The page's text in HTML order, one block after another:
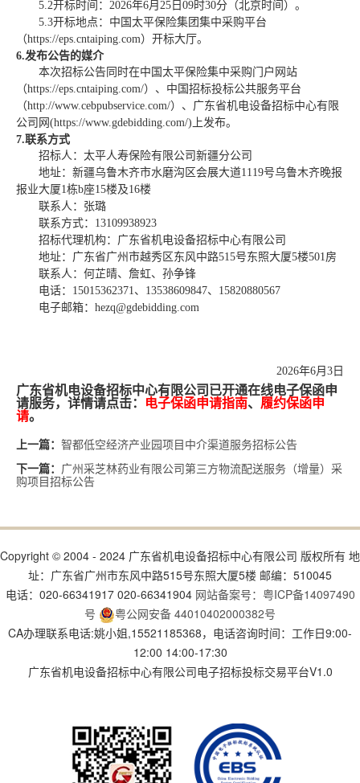
5.2开标时间： 2026年6月 25 日 09时30分（北京时间）。
5.3开标地点： 中国太平保险集团集中采购平台
（https://eps.cntaiping.com） 开标大厅。
6.发布公告的媒介
本次招标公告同时在中国太平保险集中采购门户网站
（https://eps.cntaiping.com/）、中国招标投标公共服务平台
（http://www.cebpubservice.com/） 、 广东省机电设备招标中心有限
公司网(https://www.gdebidding.com/)上发布。
7.联系方式
招标人： 太平人寿保险有限公司新疆分公司
地址：新疆乌鲁木齐市水磨沟区会展大道1119号乌鲁木齐晚报
报业大厦1栋b座15楼及16楼‌
联系人： 张璐
联系方式： 13109938923
招标代理机构：广东省机电设备招标中心有限公司
地址： 广东省广州市越秀区东风中路515号东照大厦5楼501房
联系人： 何芷晴、 詹虹、 孙争锋
电话： 15015362371 、 13538609847、15820880567
电子邮箱： hezq@gdebidding.com
2026年6月 3 日
广东省机电设备招标中心有限公司已开通在线电子保函申
请服务，详情请点击： 电子保函申请指南、履约保函申
请。
上一篇： 智都低空经济产业园项目中介渠道服务招标公告
下一篇： 广州采芝林药业有限公司第三方物流配送服务（增量）采
购项目招标公告
Copyright © 2004 - 2024 广东省机电设备招标中心有限公司 版权所有 地
址：广东省广州市东风中路515号东照大厦5楼 邮编：510045
电话：020-66341917 020-66341904 网站备案号：粤ICP备14097490
号
粤公网安备 44010402000382号
CA办理联系电话:姚小姐,15521185368，电话咨询时间：工作日9:00-
12:00 14:00-17:30
广东省机电设备招标中心有限公司电子招标投标交易平台V1.0